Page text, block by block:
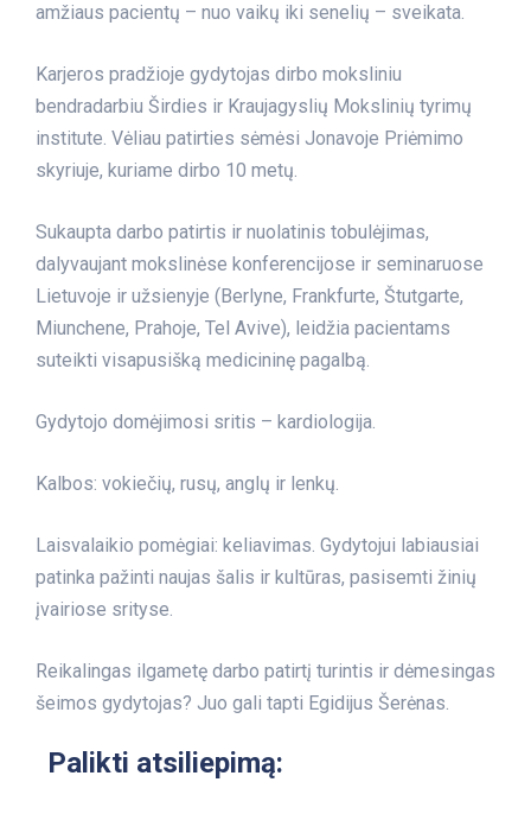
amžiaus pacientų – nuo vaikų iki senelių – sveikata.
Karjeros pradžioje gydytojas dirbo moksliniu
bendradarbiu Širdies ir Kraujagyslių Mokslinių tyrimų
institute. Vėliau patirties sėmėsi Jonavoje Priėmimo
skyriuje, kuriame dirbo 10 metų.
Sukaupta darbo patirtis ir nuolatinis tobulėjimas,
dalyvaujant mokslinėse konferencijose ir seminaruose
Lietuvoje ir užsienyje (Berlyne, Frankfurte, Štutgarte,
Miunchene, Prahoje, Tel Avive), leidžia pacientams
suteikti visapusišką medicininę pagalbą.
Gydytojo domėjimosi sritis – kardiologija.
Kalbos: vokiečių, rusų, anglų ir lenkų.
Laisvalaikio pomėgiai: keliavimas. Gydytojui labiausiai
patinka pažinti naujas šalis ir kultūras, pasisemti žinių
įvairiose srityse.
Reikalingas ilgametę darbo patirtį turintis ir dėmesingas
šeimos gydytojas? Juo gali tapti Egidijus Šerėnas.
Palikti atsiliepimą: